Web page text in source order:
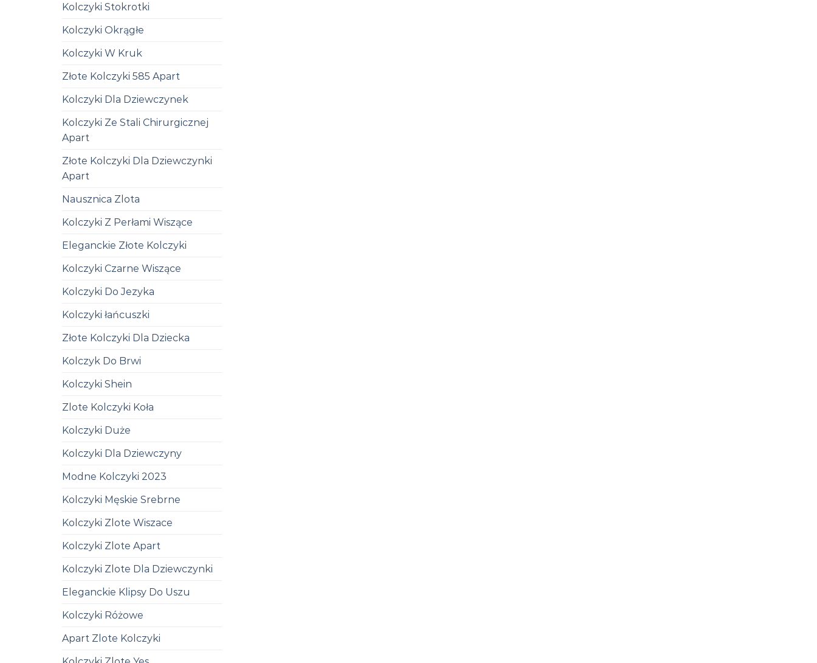
Kolczyki Stokrotki
Kolczyki Okrągłe
Kolczyki W Kruk
Złote Kolczyki 585 Apart
Kolczyki Dla Dziewczynek
Kolczyki Ze Stali Chirurgicznej
Apart
Złote Kolczyki Dla Dziewczynki
Apart
Nausznica Zlota
Kolczyki Z Perłami Wiszące
Eleganckie Złote Kolczyki
Kolczyki Czarne Wiszące
Kolczyki Do Jezyka
Kolczyki łańcuszki
Złote Kolczyki Dla Dziecka
Kolczyk Do Brwi
Kolczyki Shein
Zlote Kolczyki Koła
Kolczyki Duże
Kolczyki Dla Dziewczyny
Modne Kolczyki 2023
Kolczyki Męskie Srebrne
Kolczyki Zlote Wiszace
Kolczyki Zlote Apart
Kolczyki Zlote Dla Dziewczynki
Eleganckie Klipsy Do Uszu
Kolczyki Różowe
Apart Zlote Kolczyki